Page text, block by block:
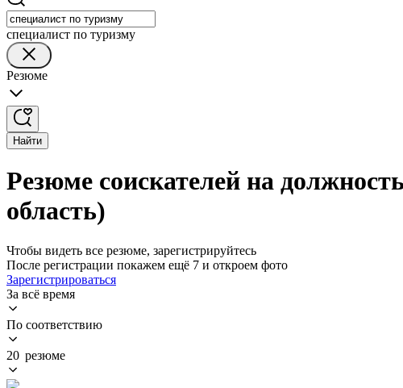
специалист по туризму
Резюме
Найти
Резюме соискателей на
область)
Чтобы видеть все резюме, зарегистрируйтесь
После регистрации покажем ещё 7 и откроем фото
Зарегистрироваться
За всё время
По соответствию
20 резюме